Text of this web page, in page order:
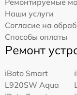
Ремонтируемые
Наши услуги
Согласие на
Способы оплаты
Ремонт
iBoto Smart
L920SW Aqua